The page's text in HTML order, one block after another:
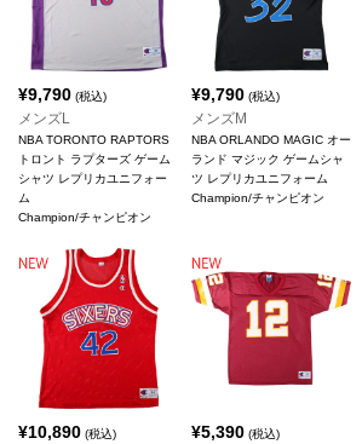
¥9,790 (税込)
メンズL
NBA TORONTO RAPTORS
トロント ラプターズ ゲーム
シャツ レプリカユニフォー
ム
Champion/チャンピオン
¥9,790(税込)
メンズM
NBA ORLANDO MAGIC オー
ランド マジック ゲームシャ
ツ レプリカユニフォーム
Champion/チャンピオン
¥10,890 (税込) ¥5,390(税込)